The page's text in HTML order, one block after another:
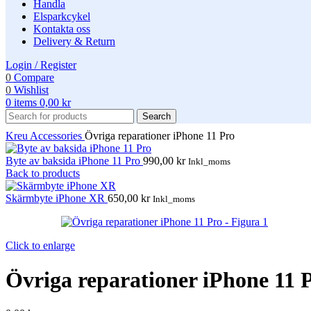
Handla
Elsparkcykel
Kontakta oss
Delivery & Return
Login / Register
0 Compare
0 Wishlist
0 items 0,00 kr
Search
Kreu Accessories Övriga reparationer iPhone 11 Pro
Byte av baksida iPhone 11 Pro 990,00 kr Inkl_moms
Back to products
Skärmbyte iPhone XR 650,00 kr Inkl_moms
Click to enlarge
Övriga reparationer iPhone 11